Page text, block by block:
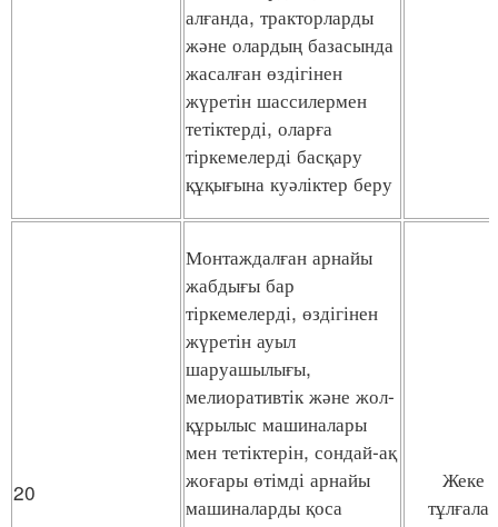
алғанда, тракторларды
және олардың базасында
жасалған өздігінен
жүретін шассилермен
тетіктерді, оларға
тіркемелерді басқару
құқығына куәліктер беру
20
Монтаждалған арнайы
жабдығы бар
тіркемелерді, өздігінен
жүретін ауыл
шаруашылығы,
мелиоративтік және жол-
құрылыс машиналары
мен тетіктерін, сондай-ақ
жоғары өтімді арнайы
машиналарды қоса
Жеке
тұлғалар